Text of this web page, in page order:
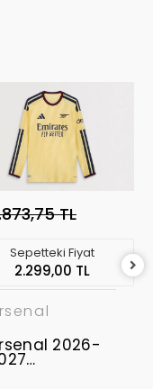
TL
Sepetteki Fiyat
2.299,00 TL
2026-